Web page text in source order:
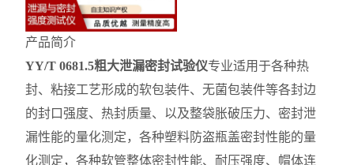
产品简介
YY/T 0681.5粗大泄漏密封试验仪专业适用于各种热
封、粘接工艺形成的软包装件、无菌包装件等各封边
的封口强度、热封质量、以及整袋胀破压力、密封泄
漏性能的量化测定，各种塑料防盗瓶盖密封性能的量
化测定，各种软管整体密封性能、耐压强度、帽体连